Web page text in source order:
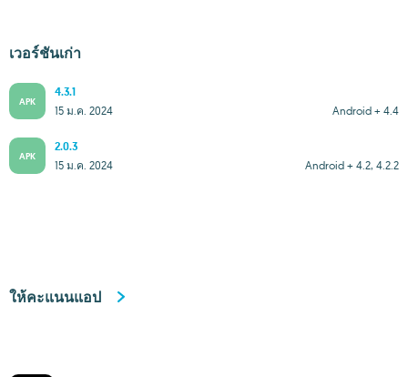
เวอร์ชันเก่า
APK
4.3.1
Android + 4.4
15 ม.ค. 2024
APK
2.0.3
Android + 4.2, 4.2.2
15 ม.ค. 2024
ให้คะแนนแอป